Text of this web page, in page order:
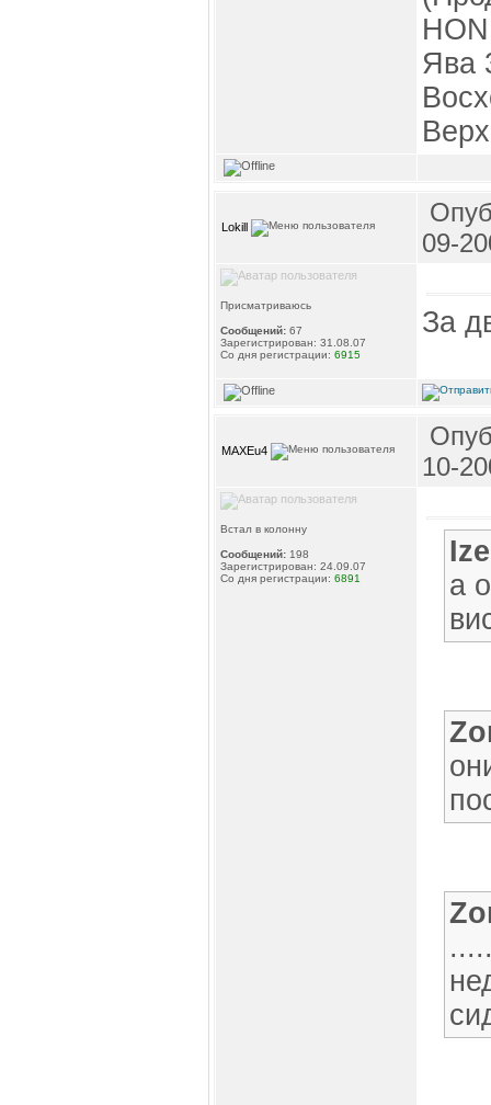
Ява
Lokill
09-
Присматриваюсь
Сообщений: 67
Зарегистрирован: 31.08.07
Со дня регистрации: 6915
За
MAXEu4
10-
Встал в колонну
Сообщений: 198
Зарегистрирован: 24.09.07
Со дня регистрации: 6891
а